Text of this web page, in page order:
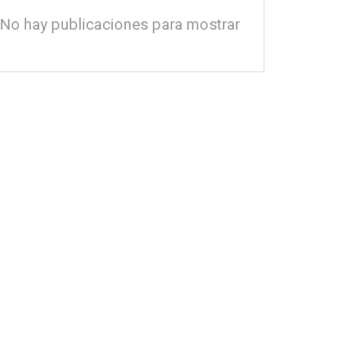
No hay publicaciones para mostrar